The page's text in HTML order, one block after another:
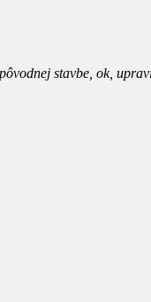
stavbe, ok,